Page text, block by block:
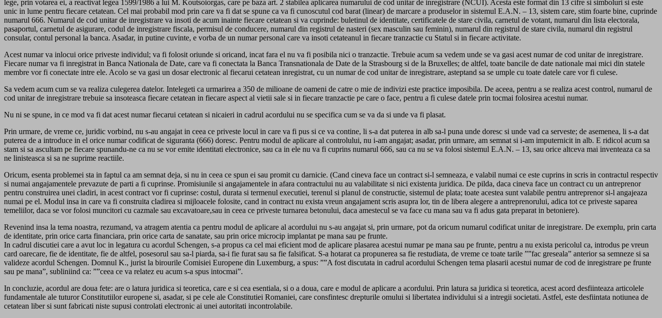
lege, prin votarea ei, a reactivat legea 1599/1986 a lui M. Koutsoiorgas, care pe baza art. 2 stabilea aplicarea numarului de cod unitar de inregistrare (NCUI). Acesta este format din 13 cifre si simboluri si este
unic in lume pentru fiecare cetatean. Cel mai probabil mod prin care va fi dat se spune ca va fi cunoscutul cod barat (linear) de marcare a produselor in sistemul E.A.N. – 13, sistem care, stim foarte bine, cuprinde
numarul 666. Numarul de cod unitar de inregistrare va insoti de acum inainte fiecare cetatean si va cuprinde: buletinul de identitate, certificatele de stare civila, carnetul de votant, numarul din lista electorala,
pasaportul, carnetul de asigurare, codul de inregistrare fiscala, permisul de conducere, numarul din registrul de nasteri (sex masculin sau feminin), numarul din registrul de stare civila, numarul din registrul
consular, contul personal la banca. Asadar, in putine cuvinte, e vorba de un numar personal care va insoti cetateanul in fiecare tranzactie cu Statul si in fiecare activitate.
Acest numar va inlocui orice priveste individul; va fi folosit oriunde si oricand, incat fara el nu va fi posibila nici o tranzactie. Trebuie acum sa vedem unde se va gasi acest numar de cod unitar de inregistrare.
Fiecare numar va fi inregistrat in Banca Nationala de Date, care va fi conectata la Banca Transnationala de Date de la Strasbourg si de la Bruxelles; de altfel, toate bancile de date nationale mai mici din statele
membre vor fi conectate intre ele. Acolo se va gasi un dosar electronic al fiecarui cetatean inregistrat, cu un numar de cod unitar de inregistrare, asteptand sa se umple cu toate datele care vor fi culese.
Sa vedem acum cum se va realiza culegerea datelor. Intelegeti ca urmarirea a 350 de milioane de oameni de catre o mie de indivizi este practice imposibila. De aceea, pentru a se realiza acest control, numarul de
cod unitar de inregistrare trebuie sa insoteasca fiecare cetatean in fiecare aspect al vietii sale si in fiecare tranzactie pe care o face, pentru a fi culese datele prin tocmai folosirea acestui numar.
Nu ni se spune, in ce mod va fi dat acest numar fiecarui cetatean si nicaieri in cadrul acordului nu se specifica cum se va da si unde va fi plasat.
Prin urmare, de vreme ce, juridic vorbind, nu s-au angajat in ceea ce priveste locul in care va fi pus si ce va contine, li s-a dat puterea in alb sa-l puna unde doresc si unde vad ca serveste; de asemenea, li s-a dat
puterea de a introduce in el orice numar codificat de siguranta (666) doresc. Pentru modul de aplicare al controlului, nu i-am angajat; asadar, prin urmare, am semnat si i-am imputernicit in alb. E ridicol acum sa
stam si sa ascultam pe fiecare spunandu-ne ca nu se vor emite identitati electronice, sau ca in ele nu va fi cuprins numarul 666, sau ca nu se va folosi sistemul E.A.N. – 13, sau orice altceva mai inventeaza ca sa
ne linisteasca si sa ne suprime reactiile.
Oricum, esenta problemei sta in faptul ca am semnat deja, si nu in ceea ce spun ei sau promit cu darnicie. (Cand cineva face un contract si-l semneaza, e valabil numai ce este cuprins in scris in contractul respectiv
si numai angajamentele prevazute de parti a fi cuprinse. Promisiunile si angajamentele in afara contractului nu au valabilitate si nici existenta juridica. De pilda, daca cineva face un contract cu un antreprenor
pentru construirea unei cladiri, in acest contract vor fi cuprinse: costul, durata si termenul executiei, terenul si planul de constructie, sistemul de plata; toate acestea sunt valabile pentru antreprenor si-l angajeaza
numai pe el. Modul insa in care va fi construita cladirea si mijloacele folosite, cand in contract nu exista vreun angajament scris asupra lor, tin de libera alegere a antreprenorului, adica tot ce priveste saparea
temeliilor, daca se vor folosi muncitori cu cazmale sau excavatoare,sau in ceea ce priveste turnarea betonului, daca amestecul se va face cu mana sau va fi adus gata preparat in betoniere).
Revenind insa la tema noastra, rezumand, va atragem atentia ca pentru modul de aplicare al acordului nu s-au angajat si, prin urmare, pot da oricum numarul codificat unitar de inregistrare. De exemplu, prin carta
de identitate, prin orice carta financiara, prin orice carta de sanatate, sau prin orice microcip implantat pe mana sau pe frunte.
In cadrul discutiei care a avut loc in legatura cu acordul Schengen, s-a propus ca cel mai eficient mod de aplicare plasarea acestui numar pe mana sau pe frunte, pentru a nu exista pericolul ca, introdus pe vreun
card oarecare, fie de identitate, fie de altfel, posesorul sau sa-l piarda, sa-i fie furat sau sa fie falsificat. S-a hotarat ca propunerea sa fie restudiata, de vreme ce toate tarile ””fac greseala” anterior sa semneze si sa
valideze acordul Schengen. Domnul K., jurist la birourile Comisiei Europene din Luxemburg, a spus: ””A fost discutata in cadrul acordului Schengen tema plasarii acestui numar de cod de inregistrare pe frunte
sau pe mana”, subliniind ca: ””ceea ce va relatez eu acum s-a spus intocmai”.
In concluzie, acordul are doua fete: are o latura juridica si teoretica, care e si cea esentiala, si o a doua, care e modul de aplicare a acordului. Prin latura sa juridica si teoretica, acest acord desfiinteaza articolele
fundamentale ale tuturor Constitutiilor europene si, asadar, si pe cele ale Constitutiei Romaniei, care consfintesc drepturile omului si libertatea individului si a intregii societati. Astfel, este desfiintata notiunea de
cetatean liber si sunt fabricati niste supusi controlati electronic ai unei autoritati incontrolabile.